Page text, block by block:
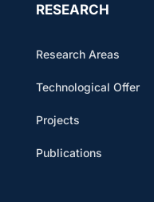
RESEARCH
Research Areas
Technological Offer
Projects
Publications